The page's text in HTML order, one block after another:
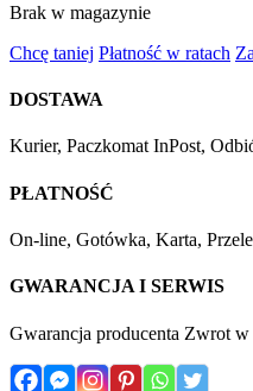
Brak w magazynie
Chcę taniej Płatność w ratach
DOSTAWA
Kurier, Paczkomat InPost,
PŁATNOŚĆ
On-line, Gotówka, Karta,
GWARANCJA I SERWIS
Gwarancja producenta Zwrot